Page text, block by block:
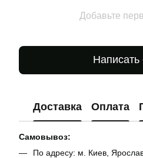
Добавьте
Написать
Доставка Оплата
Самовывоз:
По адресу: м. Киев,